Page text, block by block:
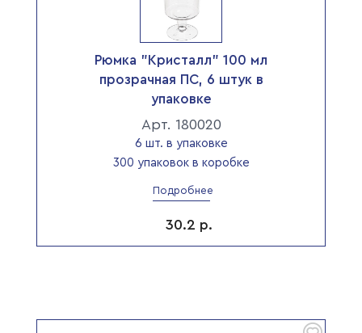
Рюмка "Кристалл" 100 мл
прозрачная ПС, 6 штук в
упаковке
Арт. 180020
6 шт. в упаковке
300 упаковок в коробке
Подробнее
30.2 р.